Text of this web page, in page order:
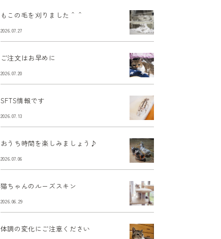
もこの毛を刈りました＾＾
2026.07.27
ご注文はお早めに
2026.07.20
SFTS情報です
2026.07.13
おうち時間を楽しみましょう♪
2026.07.06
猫ちゃんのルーズスキン
2026.06.29
体調の変化にご注意ください